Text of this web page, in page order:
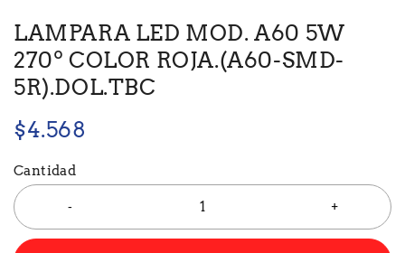
LAMPARA LED MOD. A60 5W
270º COLOR ROJA.(A60-SMD-
5R).DOL.TBC
$4.568
Cantidad